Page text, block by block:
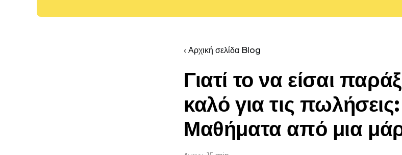
‹ Αρχική σελίδα Blog
Γιατί το να είσαι
καλό για τις πωλήσεις:
Μαθήματα από μια